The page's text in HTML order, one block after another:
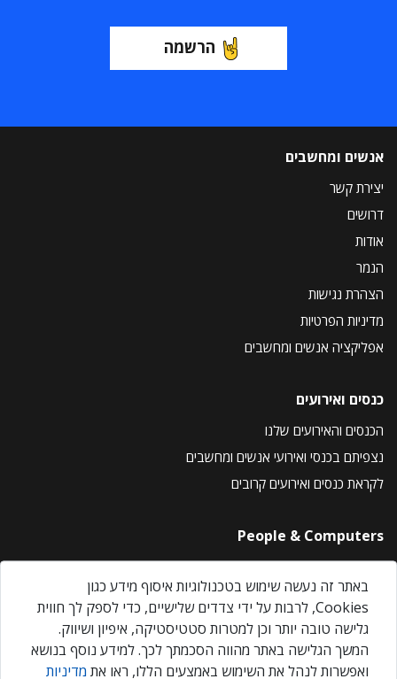
הרשמה
אנשים ומחשבים
יצירת קשר
דרושים
אודות
הנמר
הצהרת נגישות
מדיניות הפרטיות
אפליקציה אנשים ומחשבים
כנסים ואירועים
הכנסים והאירועים שלנו
נצפיתם בכנסי ואירועי אנשים ומחשבים
לקראת כנסים ואירועים קרובים
People & Computers
About Us
Privacy Policy
Contact Us
Our Events
באתר זה נעשה שימוש בטכנולוגיות איסוף מידע כגון
Cookies, לרבות על ידי צדדים שלישיים, כדי לספק לך חווית
גלישה טובה יותר וכן למטרות סטטיסטיקה, איפיון ושיווק.
המשך הגלישה באתר מהווה הסכמתך לכך. למידע נוסף בנושא
ואפשרות לנהל את השימוש באמצעים הללו, ראו את מדיניות